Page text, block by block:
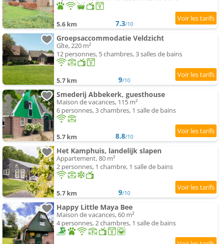
5.6 km 7.3/10
Groepsaccommodatie Veldzicht
Gîte, 220 m²
12 personnes, 5 chambres, 3 salles de bains
5.7 km 9/10
Smederij Abbekerk, guesthouse
Maison de vacances, 115 m²
6 personnes, 3 chambres, 1 salle de bains
5.7 km 8.8/10
Het Kamphuis, landelijk slapen
Appartement, 80 m²
2 personnes, 1 chambre, 1 salle de bains
5.7 km 9/10
Happy Little Maya Bee
Maison de vacances, 60 m²
4 personnes, 2 chambres, 1 salle de bains